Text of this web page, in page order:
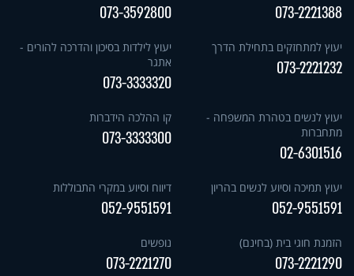
073-2221388
073-3592800
יעוץ למתחזקים בתחילת הדרך
073-2221232
יעוץ לילדות בסיכון והדרכה להורים -
אתגר
073-3333320
יעוץ לנשים בטהרת המשפחה -
מתחברות
02-6301516
קו ההלכה הידברות
073-3333300
יעוץ תמיכה וסיוע לנשים בהריון
052-9551591
דיווח וסיוע במקרי התבוללות
052-9551591
הזמנת חוגי בית (בחינם)
073-2221290
נופשים
073-2221270